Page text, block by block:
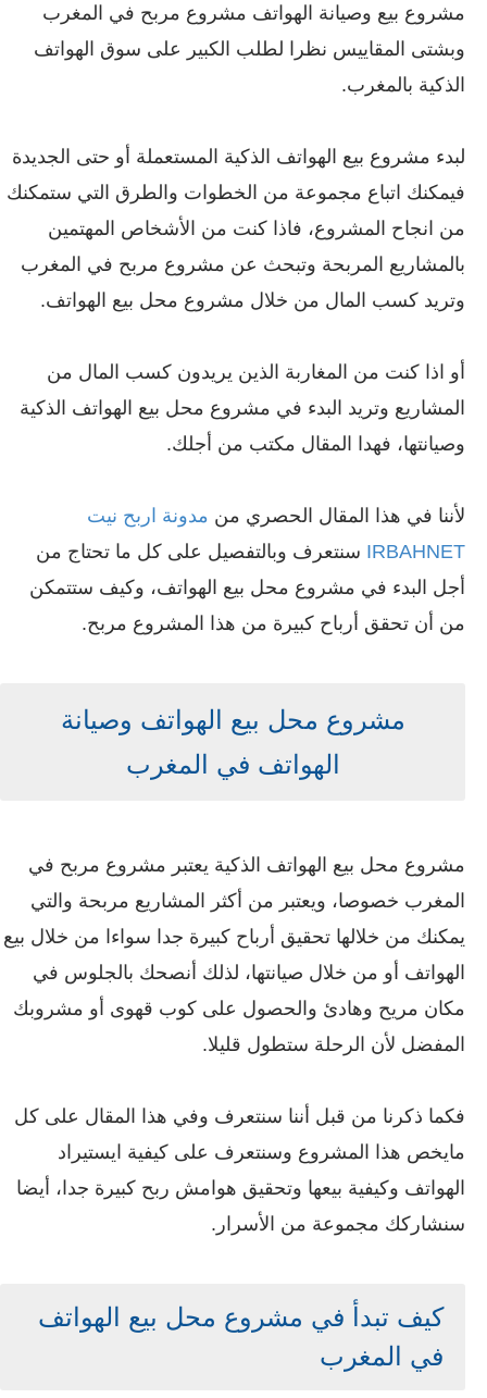
مشروع بيع وصيانة الهواتف مشروع مربح في المغرب
وبشتى المقاييس نظرا لطلب الكبير على سوق الهواتف
الذكية بالمغرب.
لبدء مشروع بيع الهواتف الذكية المستعملة أو حتى الجديدة
فيمكنك اتباع مجموعة من الخطوات والطرق التي ستمكنك
من انجاح المشروع، فاذا كنت من الأشخاص المهتمين
بالمشاريع المربحة وتبحث عن مشروع مربح في المغرب
وتريد كسب المال من خلال مشروع محل بيع الهواتف.
أو اذا كنت من المغاربة الذين يريدون كسب المال من
المشاريع وتريد البدء في مشروع محل بيع الهواتف الذكية
وصيانتها، فهدا المقال مكتب من أجلك.
لأننا في هذا المقال الحصري من مدونة اربح نيت
IRBAHNET سنتعرف وبالتفصيل على كل ما تحتاج من
أجل البدء في مشروع محل بيع الهواتف، وكيف ستتمكن
من أن تحقق أرباح كبيرة من هذا المشروع مربح.
مشروع محل بيع الهواتف وصيانة
الهواتف في المغرب
مشروع محل بيع الهواتف الذكية يعتبر مشروع مربح في
المغرب خصوصا، ويعتبر من أكثر المشاريع مربحة والتي
يمكنك من خلالها تحقيق أرباح كبيرة جدا سواءا من خلال بيع
الهواتف أو من خلال صيانتها، لذلك أنصحك بالجلوس في
مكان مريح وهادئ والحصول على كوب قهوى أو مشروبك
المفضل لأن الرحلة ستطول قليلا.
فكما ذكرنا من قبل أننا سنتعرف وفي هذا المقال على كل
مايخص هذا المشروع وسنتعرف على كيفية ايستيراد
الهواتف وكيفية بيعها وتحقيق هوامش ربح كبيرة جدا، أيضا
سنشاركك مجموعة من الأسرار.
كيف تبدأ في مشروع محل بيع الهواتف
في المغرب